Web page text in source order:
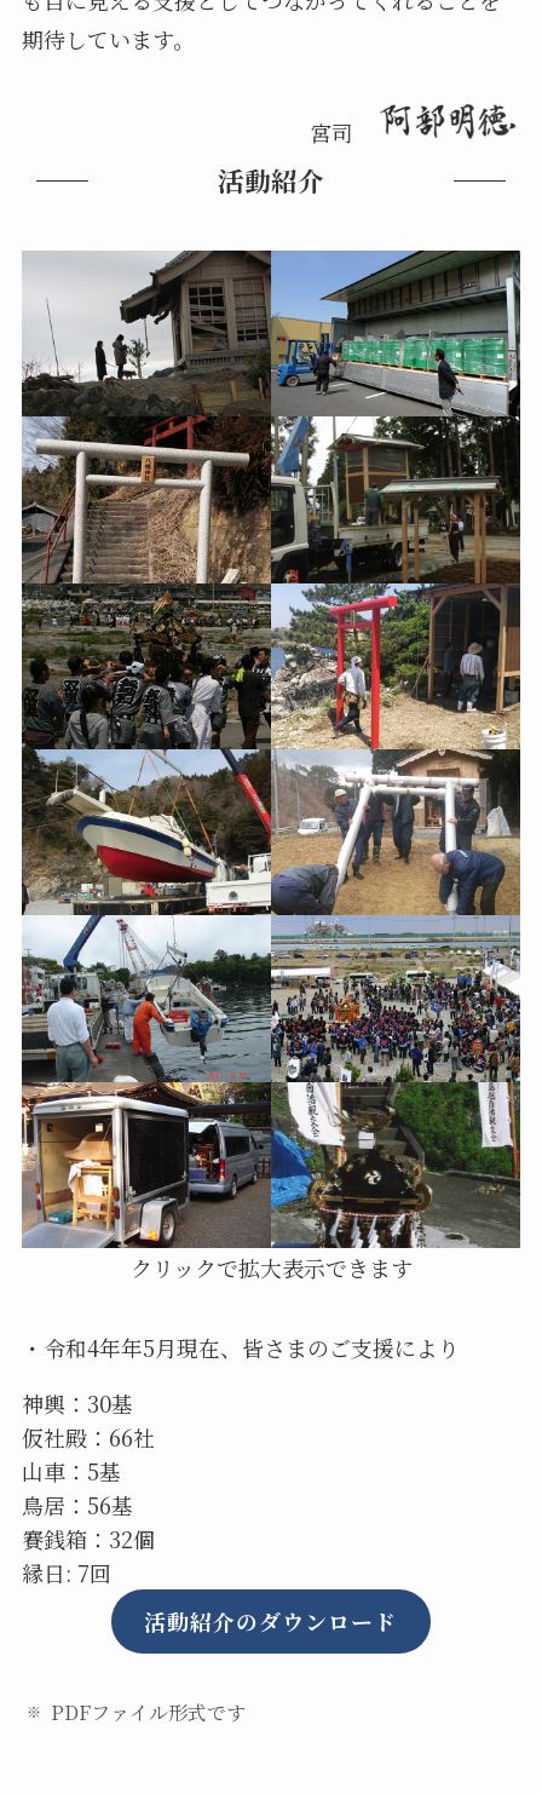
期待しています。
宮司
活動紹介
クリックで拡大表示できます
・令和4年年5月現在、皆さまのご支援により
神輿：30基
仮社殿：66社
山車：5基
鳥居：56基
賽銭箱：32個
縁日: 7回
活動紹介のダウンロード
PDFファイル形式です